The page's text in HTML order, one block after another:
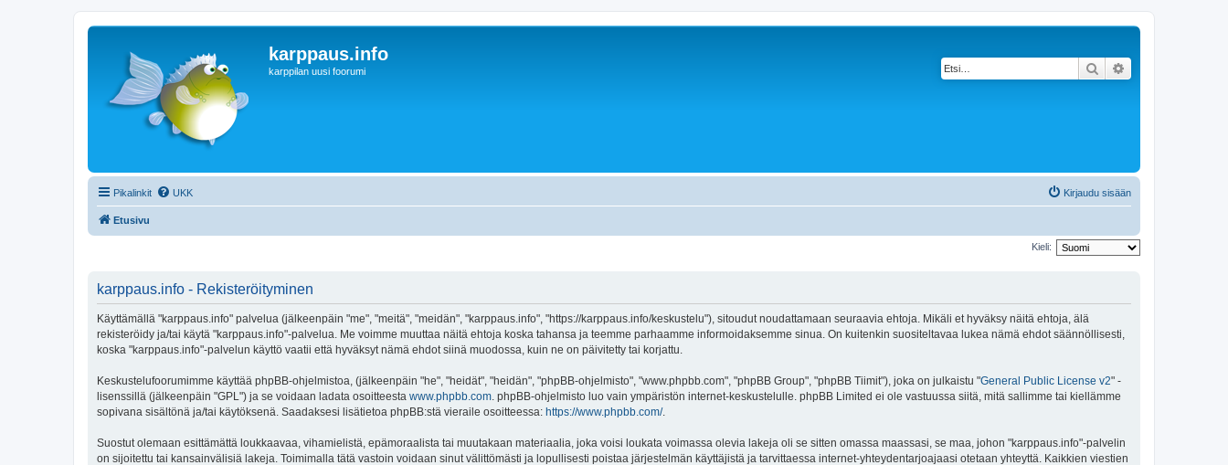
karppaus.info
karppilan uusi foorumi Etsi
Pikalinkit UKK Kirjaudu sisään
Etusivu
Kieli:
karppaus.info - Rekisteröityminen
Käyttämällä "karppaus.info" palvelua (jälkeenpäin "me", "meitä", "meidän", "karppaus.info", "https://karppaus.info/keskustelu"), sitoudut noudattamaan seuraavia ehtoja. Mikäli et hyväksy näitä ehtoja, älä
rekisteröidy ja/tai käytä "karppaus.info"-palvelua. Me voimme muuttaa näitä ehtoja koska tahansa ja teemme parhaamme informoidaksemme sinua. On kuitenkin suositeltavaa lukea nämä ehdot säännöllisesti,
koska "karppaus.info"-palvelun käyttö vaatii että hyväksyt nämä ehdot siinä muodossa, kuin ne on päivitetty tai korjattu.
Keskustelufoorumimme käyttää phpBB-ohjelmistoa, (jälkeenpäin "he", "heidät", "heidän", "phpBB-ohjelmisto", "www.phpbb.com", "phpBB Group", "phpBB Tiimit"), joka on julkaistu "General Public License v2" -
lisenssillä (jälkeenpäin "GPL") ja se voidaan ladata osoitteesta www.phpbb.com . phpBB-ohjelmisto luo vain ympäristön internet-keskustelulle. phpBB Limited ei ole vastuussa siitä, mitä sallimme tai kiellämme
sopivana sisältönä ja/tai käytöksenä. Saadaksesi lisätietoa phpBB:stä vieraile osoitteessa: https://www.phpbb.com/.
Suostut olemaan esittämättä loukkaavaa, vihamielistä, epämoraalista tai muutakaan materiaalia, joka voisi loukata voimassa olevia lakeja oli se sitten omassa maassasi, se maa, johon "karppaus.info"-palvelin
on sijoitettu tai kansainvälisiä lakeja. Toimimalla tätä vastoin voidaan sinut välittömästi ja lopullisesti poistaa järjestelmän käyttäjistä ja tarvittaessa internet-yhteydentarjoajaasi otetaan yhteyttä. Kaikkien viestien